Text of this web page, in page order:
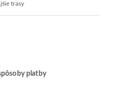
trasy
platby